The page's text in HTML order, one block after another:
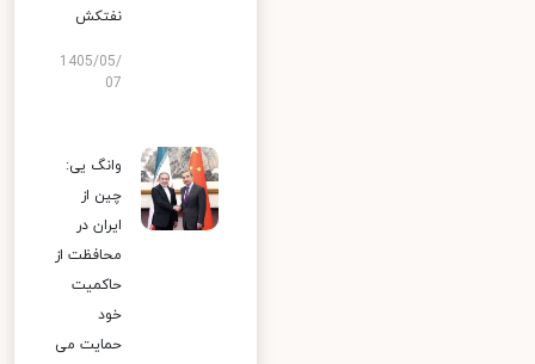
نفتکش
1405/05/
07
وانگ یی:
چین از
ایران در
محافظت از
حاکمیت
خود
حمایت می